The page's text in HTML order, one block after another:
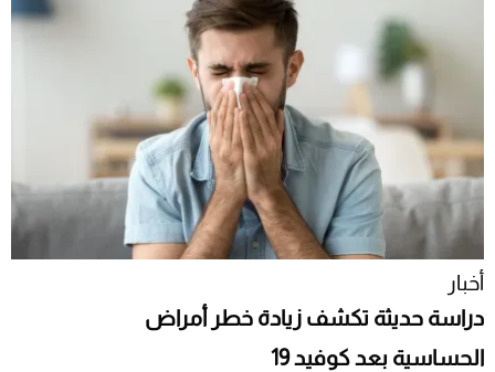
أخبار
دراسة حديثة تكشف زيادة خطر أمراض
الحساسية بعد كوفيد 19